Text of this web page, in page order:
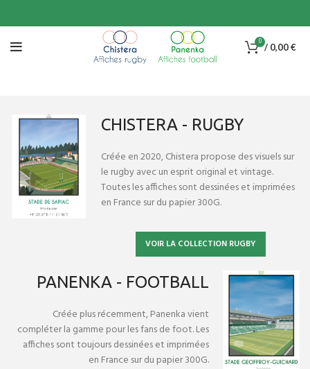
0 / 0,00€
CHISTERA - RUGBY
Créée en 2020, Chistera propose des visuels sur
le rugby avec un esprit original et vintage.
Toutes les affiches sont dessinées et imprimées
en France sur du papier 300G.
VOIR LA COLLECTION RUGBY
PANENKA - FOOTBALL
Créée plus récemment, Panenka vient
compléter la gamme pour les fans de foot. Les
affiches sont toujours dessinées et imprimées
en France sur du papier 300G.